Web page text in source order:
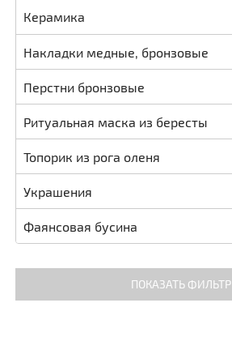
Керамика
Накладки медные, бронзовые
Перстни бронзовые
Ритуальная маска из бересты
Топорик из рога оленя
Украшения
Фаянсовая бусина
ПОКАЗАТЬ ФИЛЬТР